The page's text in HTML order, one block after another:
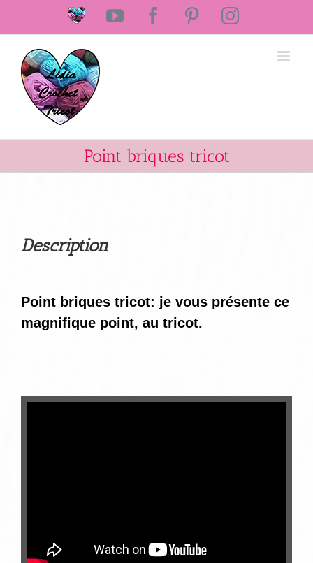
au
contenu
Laine
Lidia
Crochet
Tricot
YouTubeFacebookPinterestInstagram
Point briques tricot
Description
Point briques tricot: je vous présente ce
magnifique point, au tricot.